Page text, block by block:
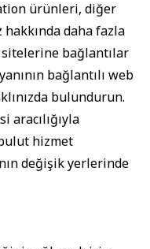
ürünleri, diğer
daha fazla
bağlantılar
bağlantılı web
bulundurun.
aracılığıyla
hizmet
değişik yerlerinde